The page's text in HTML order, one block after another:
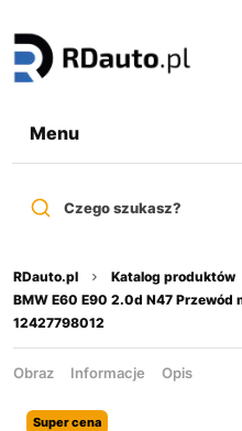
Menu
Czego szukasz?
RDauto.pl Katalog produktów
BMW E60 E90 2.0d N47 Przewód
12427798012
Obraz Informacje Opis
Super cena